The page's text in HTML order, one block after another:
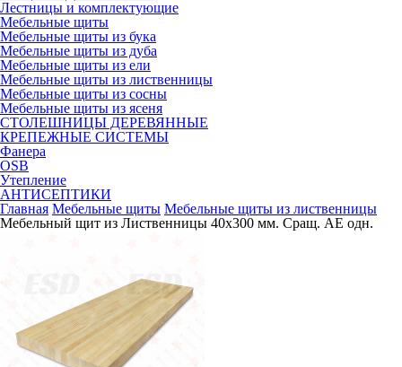
Лестницы и комплектующие
Мебельные щиты
Мебельные щиты из бука
Мебельные щиты из дуба
Мебельные щиты из ели
Мебельные щиты из лиственницы
Мебельные щиты из сосны
Мебельные щиты из ясеня
СТОЛЕШНИЦЫ ДЕРЕВЯННЫЕ
КРЕПЕЖНЫЕ СИСТЕМЫ
Фанера
OSB
Утепление
АНТИСЕПТИКИ
Главная Мебельные щиты Мебельные щиты из лиственницы
Мебельный щит из Лиственницы 40х300 мм. Cращ. AЕ одн.